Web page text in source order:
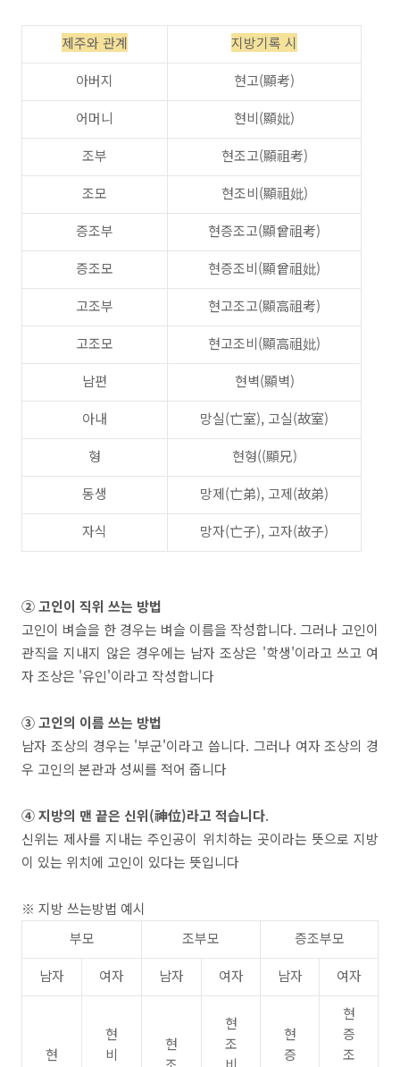
제주와 관계
지방기록 시
아버지
현고(顯考)
어머니
현비(顯妣)
조부
현조고(顯祖考)
조모
현조비(顯祖妣)
증조부
현증조고(顯曾祖考)
증조모
현증조비(顯曾祖妣)
고조부
현고조고(顯高祖考)
고조모
현고조비(顯高祖妣)
남편
현벽(顯벽)
아내
망실(亡室), 고실(故室)
형
현형((顯兄)
동생
망제(亡弟), 고제(故弟)
자식
망자(亡子), 고자(故子)
② 고인이 직위 쓰는 방법
고인이 벼슬을 한 경우는 벼슬 이름을 작성합니다. 그러나 고인이
관직을 지내지 않은 경우에는 남자 조상은 '학생'이라고 쓰고 여
자 조상은 '유인'이라고 작성합니다
③ 고인의 이름 쓰는 방법
남자 조상의 경우는 '부군'이라고 씁니다. 그러나 여자 조상의 경
우 고인의 본관과 성씨를 적어 줍니다
④ 지방의 맨 끝은 신위(神位)라고 적습니다.
신위는 제사를 지내는 주인공이 위치하는 곳이라는 뜻으로 지방
이 있는 위치에 고인이 있다는 뜻입니다
※ 지방 쓰는방법 예시
부모
조부모
증조부모
남자
여자 남자 여자 남자 여자
현
현
비
현
현
조
현
증
현
증
조